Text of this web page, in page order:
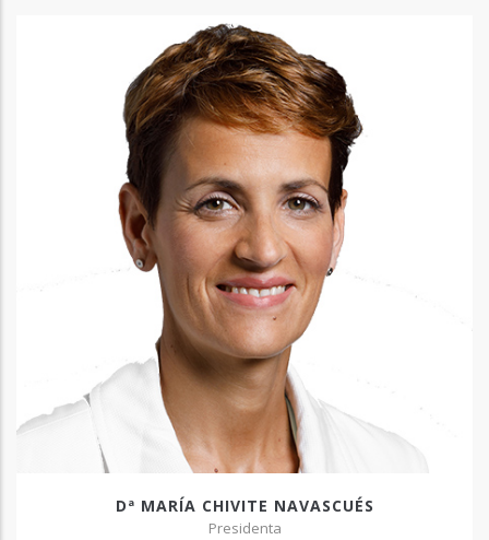
Dª MARÍA CHIVITE NAVASCUÉS
Presidenta